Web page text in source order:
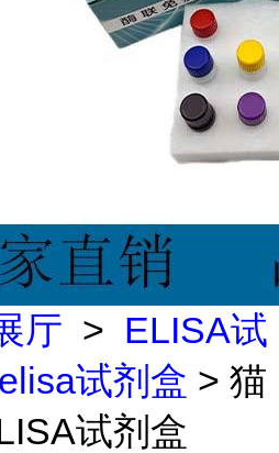
厅 > ELISA试
试剂盒 > 猫
试剂盒